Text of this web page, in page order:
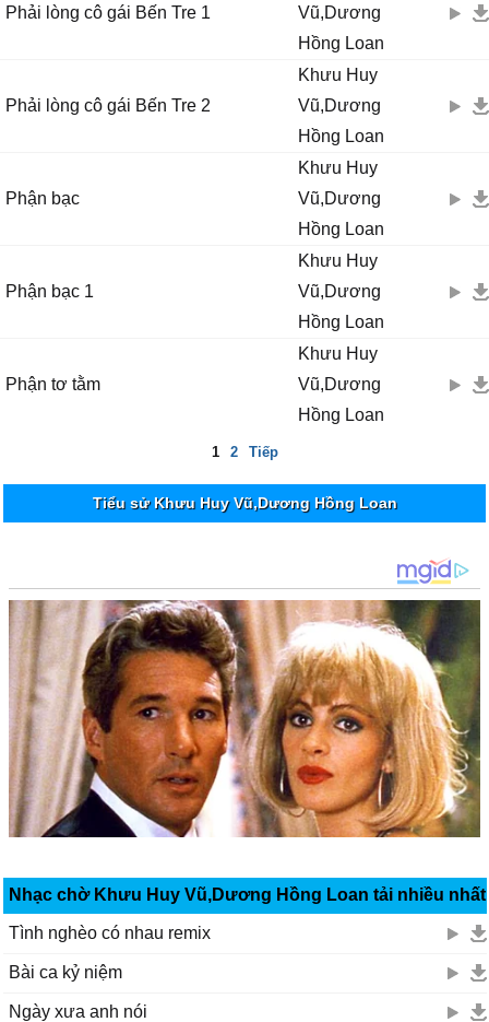
Phải lòng cô gái Bến Tre 1
Vũ,Dương
Hồng Loan
Phải lòng cô gái Bến Tre 2
Khưu Huy
Vũ,Dương
Hồng Loan
Phận bạc
Khưu Huy
Vũ,Dương
Hồng Loan
Phận bạc 1
Khưu Huy
Vũ,Dương
Hồng Loan
Phận tơ tằm
Khưu Huy
Vũ,Dương
Hồng Loan
1 2 Tiếp
Tiểu sử Khưu Huy Vũ,Dương Hồng Loan
Nhạc chờ Khưu Huy Vũ,Dương Hồng Loan tải nhiều nhất
Tình nghèo có nhau remix
Bài ca kỷ niệm
Ngày xưa anh nói